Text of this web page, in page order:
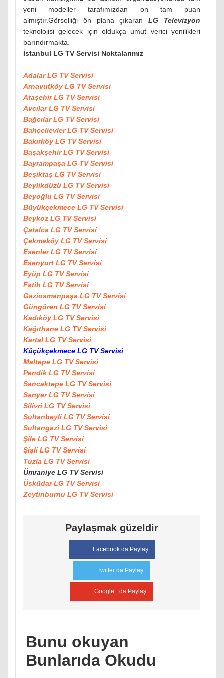
yeni modeller tarafımızdan on tam puan
almıştır.Görselliği ön plana çıkaranLG Televizyon
teknolojisi gelecek için oldukça umut verici yenilikleri
barındırmakta.
İstanbul LG TV Servisi Noktalarımız
Adalar LG TV Servisi
Arnavutköy LG TV Servisi
Ataşehir LG TV Servisi
Avcılar LG TV Servisi
Bağcılar LG TV Servisi
Bahçelievler LG TV Servisi
Bakırköy LG TV Servisi
Başakşehir LG TV Servisi
Bayrampaşa LG TV Servisi
Beşiktaş LG TV Servisi
Beylikdüzü LG TV Servisi
Beyoğlu LG TV Servisi
Büyükçekmece LG TV Servisi
Beykoz LG TV Servisi
Çatalca LG TV Servisi
Çekmeköy LG TV Servisi
Esenler LG TV Servisi
Esenyurt LG TV Servisi
Eyüp LG TV Servisi
Fatih LG TV Servisi
Gaziosmanpaşa LG TV Servisi
Güngören LG TV Servisi
Kadıköy LG TV Servisi
Kağıthane LG TV Servisi
Kartal LG TV Servisi
Küçükçekmece LG TV Servisi
Maltepe LG TV Servisi
Pendik LG TV Servisi
Sancaktepe LG TV Servisi
Sarıyer LG TV Servisi
Silivri LG TV Servisi
Sultanbeyli LG TV Servisi
Sultangazi LG TV Servisi
Şile LG TV Servisi
Şişli LG TV Servisi
Tuzla LG TV Servisi
Ümraniye LG TV Servisi
Üsküdar LG TV Servisi
Zeytinburnu LG TV Servisi
Paylaşmak güzeldir
Facebook da Paylaş
Twitter da Paylaş
Google+ da Paylaş
Bunu okuyan
Bunlarıda Okudu